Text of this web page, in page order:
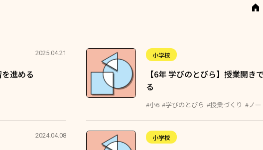
2025.04.21
進める
小学校
【6年 学びのとびら】授業開き
る
#小6 #学びのとびら #授業づくり #ノー
2024.04.08 小学校